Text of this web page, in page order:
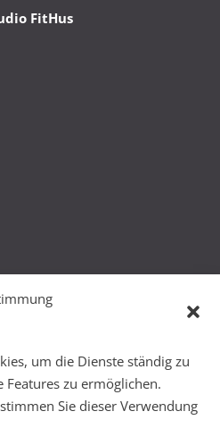
um die Dienste ständig zu
zu ermöglichen.
Sie dieser Verwendung
FitHus